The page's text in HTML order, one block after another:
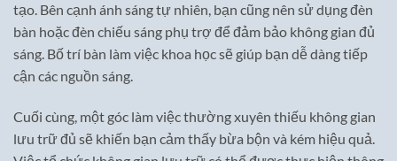
tạo. Bên cạnh ánh sáng tự nhiên, bạn cũng nên sử dụng đèn
bàn hoặc đèn chiếu sáng phụ trợ để đảm bảo không gian đủ
sáng. Bố trí bàn làm việc khoa học sẽ giúp bạn dễ dàng tiếp
cận các nguồn sáng.
Cuối cùng, một góc làm việc thường xuyên thiếu không gian
lưu trữ đủ sẽ khiến bạn cảm thấy bừa bộn và kém hiệu quả.